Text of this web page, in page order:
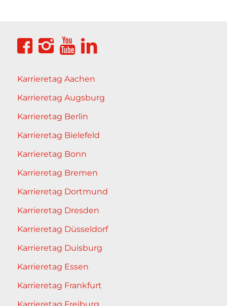
Karrieretag Aachen
Karrieretag Augsburg
Karrieretag Berlin
Karrieretag Bielefeld
Karrieretag Bonn
Karrieretag Bremen
Karrieretag Dortmund
Karrieretag Dresden
Karrieretag Düsseldorf
Karrieretag Duisburg
Karrieretag Essen
Karrieretag Frankfurt